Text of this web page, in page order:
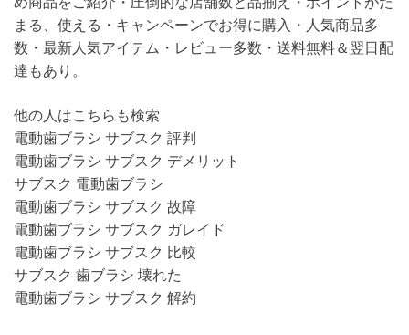
まる、使える・キャンペーンでお得に購入・人気商品多
数・最新人気アイテム・レビュー多数・送料無料＆翌日配
達もあり。
他の人はこちらも検索
電動歯ブラシ サブスク 評判
電動歯ブラシ サブスク デメリット
サブスク 電動歯ブラシ
電動歯ブラシ サブスク 故障
電動歯ブラシ サブスク ガレイド
電動歯ブラシ サブスク 比較
サブスク 歯ブラシ 壊れた
電動歯ブラシ サブスク 解約